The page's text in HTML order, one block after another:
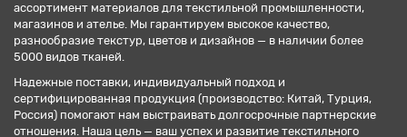
ассортимент материалов для текстильной промышленности,
магазинов и ателье. Мы гарантируем высокое качество,
разнообразие текстур, цветов и дизайнов — в наличии более
5000 видов тканей.
Надежные поставки, индивидуальный подход и
сертифицированная продукция (производство: Китай, Турция,
Россия) помогают нам выстраивать долгосрочные партнерские
отношения. Наша цель — ваш успех и развитие текстильного